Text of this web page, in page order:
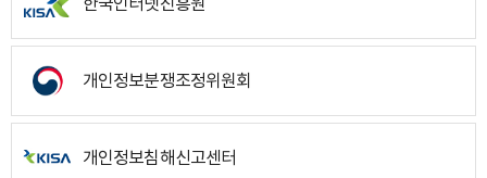
개인정보분쟁조정위원회
개인정보침해신고센터